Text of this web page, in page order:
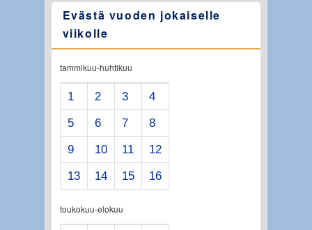
Evästä vuoden jokaiselle
viikolle
tammikuu-huhtikuu
1 2 3
4
5
6 7
8
9
10 11
12
13
14 15 16
toukokuu-elokuu